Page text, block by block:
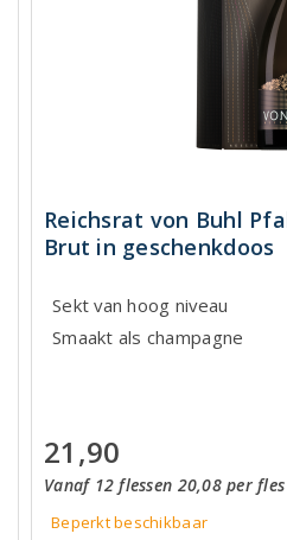
Reichsrat von Buhl
Brut in geschenkdoos
Sekt van hoog niveau
Smaakt als champagne
21,90
Vanaf 12 flessen 20,08 per fles
Beperkt beschikbaar